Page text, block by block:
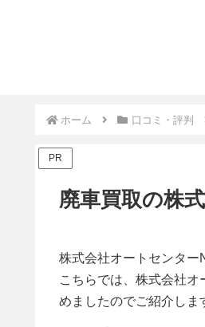
ホーム 口コミ・評判
PR
廃車買取の株
株式会社オートセンター
こちらでは、株式会社
めましたのでご紹介しま